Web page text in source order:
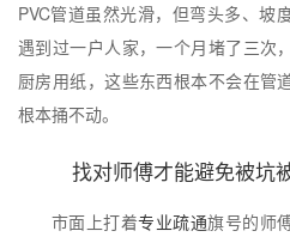
PVC管道虽然光滑，但弯头多、坡
遇到过一户人家，一个月堵了三次
厨房用纸，这些东西根本不会在管
根本捅不动。
找对师傅才能避免被坑
市面上打着专业疏通旗号的师